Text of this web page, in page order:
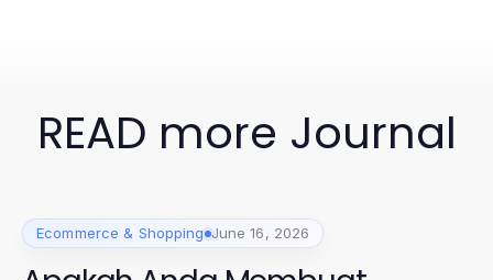
READ more Journal
Ecommerce & Shopping June 16, 2026